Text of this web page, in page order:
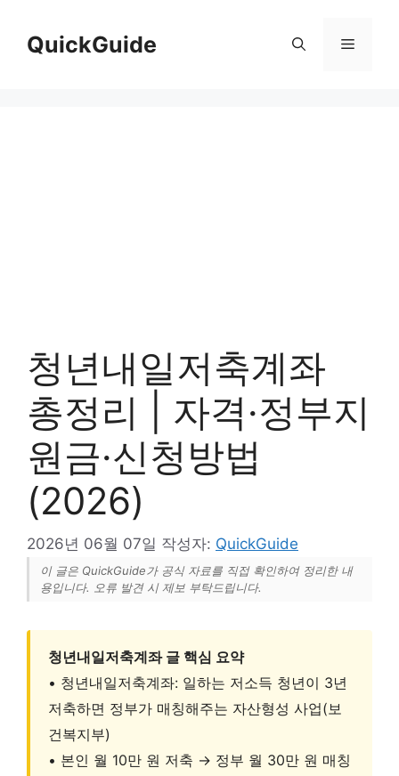
QuickGuide 메
청년내일저축계좌
총정리 | 자격·정부지
원금·신청방법
(2026)
2026년 06월 07일 작성자: QuickGuide
이 글은 QuickGuide가 공식 자료를 직접 확인하여 정리한 내
용입니다. 오류 발견 시 제보 부탁드립니다.
청년내일저축계좌 글 핵심 요약
• 청년내일저축계좌: 일하는 저소득 청년이 3년
저축하면 정부가 매칭해주는 자산형성 사업(보
건복지부)
• 본인 월 10만 원 저축 → 정부 월 30만 원 매칭